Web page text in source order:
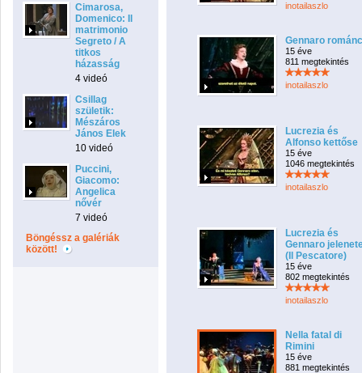
Cimarosa,
Domenico: Il
matrimonio
Segreto / A
titkos
házasság
4 videó
Csillag
születik:
Mészáros
János Elek
10 videó
Puccini,
Giacomo:
Angelica
nővér
7 videó
Böngéssz a galériák
között!
inotailaszlo
Gennaro
15 éve
811 megtekintés
inotailaszlo
Lucrezia és
Alfonso kettőse
15 éve
1046 megtekintés
inotailaszlo
Lucrezia és
Gennaro
(Il Pescatore)
15 éve
802 megtekintés
inotailaszlo
Nella fatal di
Rimini
15 éve
881 megtekintés